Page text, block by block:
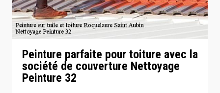
Peinture parfaite pour toiture avec la
société de couverture Nettoyage
Peinture 32